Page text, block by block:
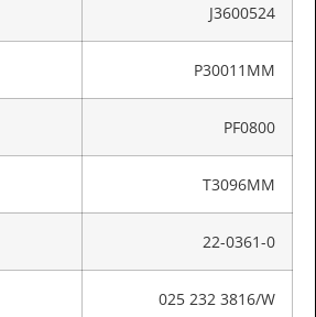
J3600524
P30011MM
PF0800
T3096MM
22-0361-0
025 232 3816/W